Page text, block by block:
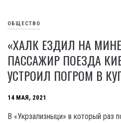
ОБЩЕСТВО
«ХАЛК ЕЗДИЛ НА
ПАССАЖИР ПОЕЗДА
УСТРОИЛ ПОГРОМ В
14 МАЯ, 2021
В «Укрзализныци» в который раз